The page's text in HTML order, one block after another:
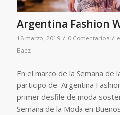
Argentina Fashion
18 marzo, 2019 / 0 Comentarios /
Baez
En el marco de la Semana de
participo de Argentina
primer desfile de moda
Semana de la Moda en